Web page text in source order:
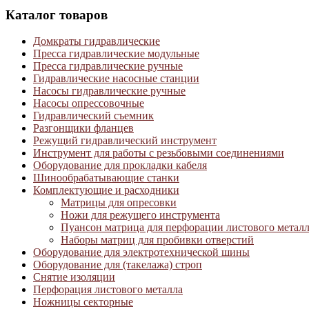
Каталог товаров
Домкраты гидравлические
Пресса гидравлические модульные
Пресса гидравлические ручные
Гидравлические насосные станции
Насосы гидравлические ручные
Насосы опрессовочные
Гидравлический съемник
Разгонщики фланцев
Режущий гидравлический инструмент
Инструмент для работы с резьбовыми соединениями
Оборудование для прокладки кабеля
Шинообрабатывающие станки
Комплектующие и расходники
Матрицы для опресовки
Ножи для режущего инструмента
Пуансон матрица для перфорации листового
Наборы матриц для пробивки отверстий
Оборудование для электротехнической шины
Оборудование для (такелажа) строп
Снятие изоляции
Перфорация листового металла
Ножницы секторные